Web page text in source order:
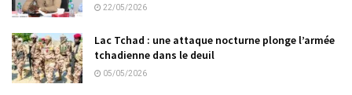
22/05/2026
Lac Tchad : une attaque nocturne plonge l’armée
tchadienne dans le deuil
05/05/2026